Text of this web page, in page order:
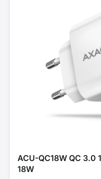
ACU-QC18W QC 3.0
18W